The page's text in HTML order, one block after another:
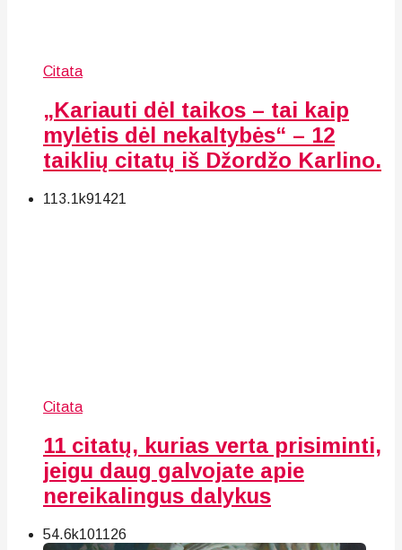
Citata
„Kariauti dėl taikos – tai kaip
mylėtis dėl nekaltybės“ – 12
taiklių citatų iš Džordžo Karlino.
113.1k91 421
Citata
11 citatų, kurias verta prisiminti,
jeigu daug galvojate apie
nereikalingus dalykus
54.6k101 126